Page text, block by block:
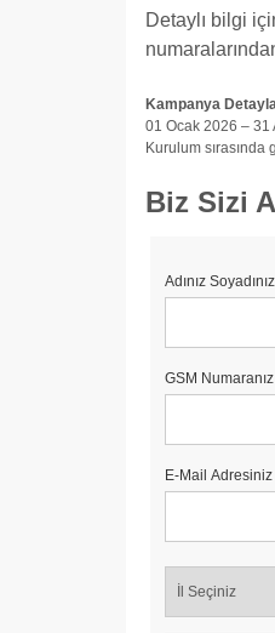
Detaylı bilgi
Kampanya
01 Ocak 2026 – 31
Kurulum
Biz Sizi
Adınız
GSM
E-Mail